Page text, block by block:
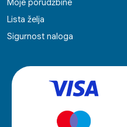
Moje porudžbine
Lista želja
Sigurnost naloga